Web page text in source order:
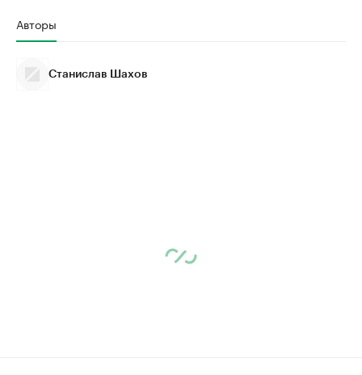
Авторы
Станислав Шахов